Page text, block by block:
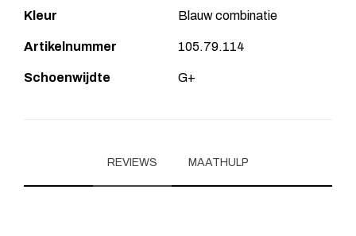
Kleur Blauw combinatie
Artikelnummer 105.79.114
Schoenwijdte G+
REVIEWS MAATHULP